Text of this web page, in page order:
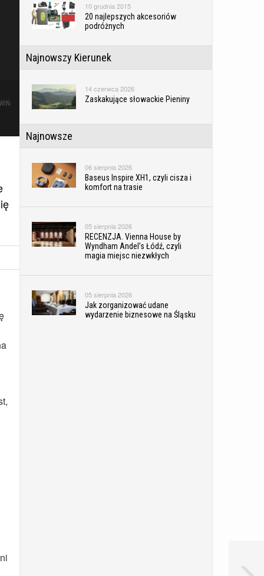
10 grudnia 2015
20 najlepszych akcesoriów
podróżnych
Najnowszy Kierunek
14 czerwca 2026
Zaskakujące słowackie Pieniny
Najnowsze
06 sierpnia 2026
Baseus Inspire XH1, czyli cisza i
komfort na trasie
05 sierpnia 2026
RECENZJA. Vienna House by
Wyndham Andel’s Łódź, czyli
magia miejsc niezwkłych
05 sierpnia 2026
Jak zorganizować udane
wydarzenie biznesowe na Śląsku